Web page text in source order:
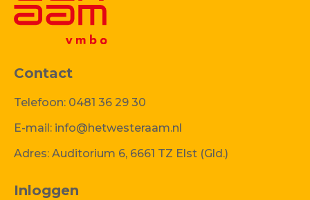
Inloggen
Contact
Telefoon: 0481 36 29 30
E-mail: info@hetwesteraam.nl
Adres: Auditorium 6, 6661 TZ Elst (Gld.)